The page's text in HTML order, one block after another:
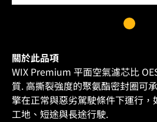
關於此品項
WIX Premium 平面空氣濾芯比
質. 高撕裂強度的聚氨酯密封圈可
擎在正常與惡劣駕駛條件下運行，
工地、短途與長途行駛.